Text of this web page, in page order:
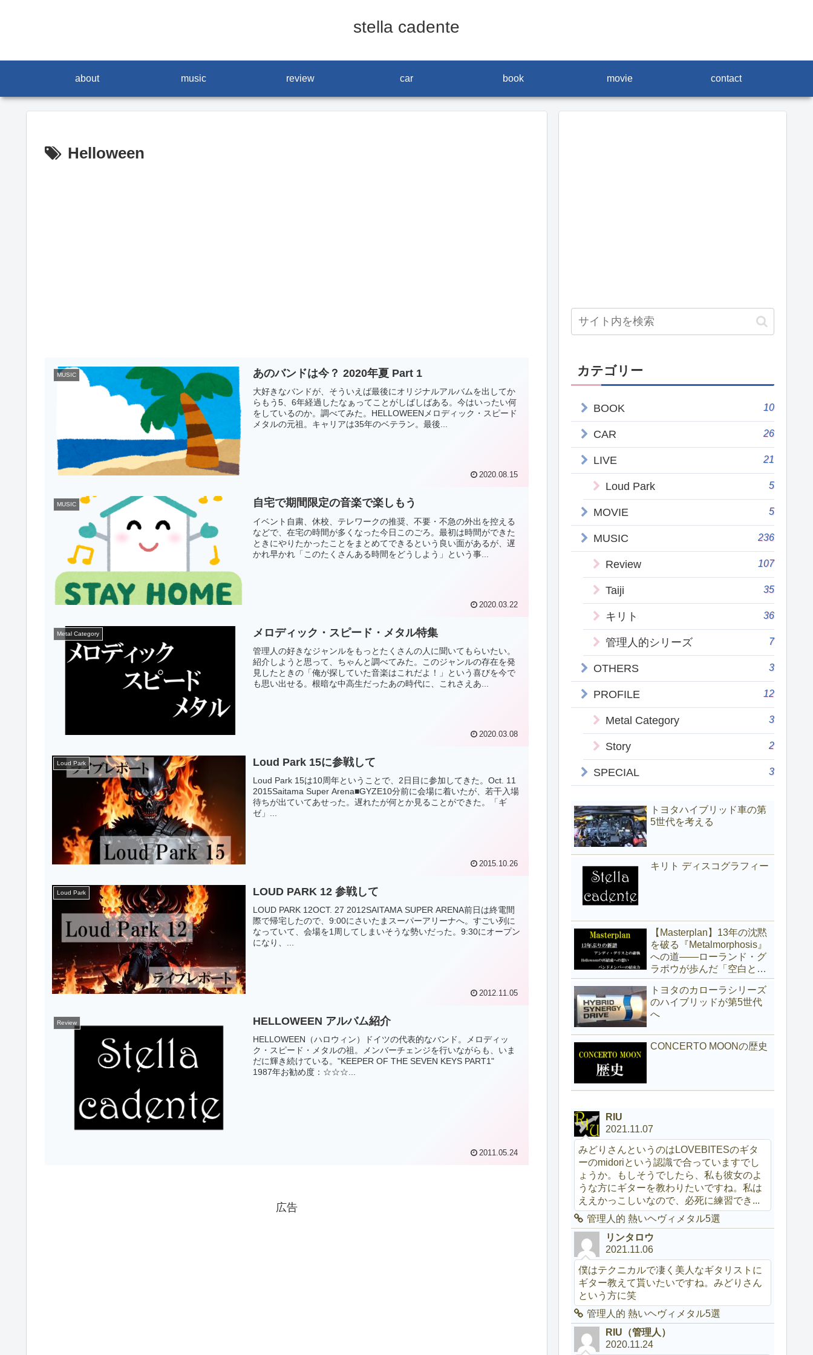
stella cadente
about music review car book movie contact
Helloween
MUSIC あのバンドは今？ 2020年夏 Part 1
大好きなバンドが、そういえば最後にオリジナルアルバムを出してか
らもう5、6年経過したなぁってことがしばしばある。今はいったい何
をしているのか。調べてみた。HELLOWEENメロディック・スピード
メタルの元祖。キャリアは35年のベテラン。最後...
2020.08.15
MUSIC 自宅で期間限定の音楽で楽しもう
イベント自粛、休校、テレワークの推奨、不要・不急の外出を控える
などで、在宅の時間が多くなった今日このごろ。最初は時間ができた
ときにやりたかったことをまとめてできるという良い面があるが、遅
かれ早かれ「このたくさんある時間をどうしよう」という事...
2020.03.22
Metal Category メロディック・スピード・メタル特集
管理人の好きなジャンルをもっとたくさんの人に聞いてもらいたい。
紹介しようと思って、ちゃんと調べてみた。このジャンルの存在を発
見したときの「俺が探していた音楽はこれだよ！」という喜びを今で
も思い出せる。根暗な中高生だったあの時代に、これさえあ...
2020.03.08
Loud Park Loud Park 15に参戦して
Loud Park 15は10周年ということで、2日目に参加してきた。Oct. 11
2015Saitama Super Arena■GYZE10分前に会場に着いたが、若干入場
待ちが出ていてあせった。遅れたが何とか見ることができた。「ギ
ゼ」...
2015.10.26
Loud Park LOUD PARK 12 参戦して
LOUD PARK 12OCT. 27 2012SAITAMA SUPER ARENA前日は終電間
際で帰宅したので、9:00にさいたまスーパーアリーナへ。すごい列に
なっていて、会場を1周してしまいそうな勢いだった。9:30にオープン
になり、...
2012.11.05
Review HELLOWEEN アルバム紹介
HELLOWEEN（ハロウィン）ドイツの代表的なバンド。メロディッ
ク・スピード・メタルの祖。メンバーチェンジを行いながらも、いま
だに輝き続けている。"KEEPER OF THE SEVEN KEYS PART1"
1987年お勧め度：☆☆☆...
2011.05.24
広告
カテゴリー
BOOK 10
CAR 26
LIVE 21
Loud Park 5
MOVIE 5
MUSIC 236
Review 107
Taiji 35
キリト 36
管理人的シリーズ 7
OTHERS 3
PROFILE 12
Metal Category 3
Story 2
SPECIAL 3
トヨタハイブリッド車の第
5世代を考える
キリト ディスコグラフィー
【Masterplan】13年の沈黙
を破る『Metalmorphosis』
への道——ローランド・グ
ラポウが歩んだ「空白と真
実」の記録
トヨタのカローラシリーズ
のハイブリッドが第5世代
へ
CONCERTO MOONの歴史
RIU
2021.11.07
みどりさんというのはLOVEBITESのギタ
ーのmidoriという認識で合っていますでし
ょうか。もしそうでしたら、私も彼女のよ
うな方にギターを教わりたいですね。私は
ええかっこしいなので、必死に練習でき...
管理人的 熱いヘヴィメタル5選
リンタロウ
2021.11.06
僕はテクニカルで凄く美人なギタリストに
ギター教えて貰いたいですね。みどりさん
という方に笑
管理人的 熱いヘヴィメタル5選
RIU（管理人）
2020.11.24